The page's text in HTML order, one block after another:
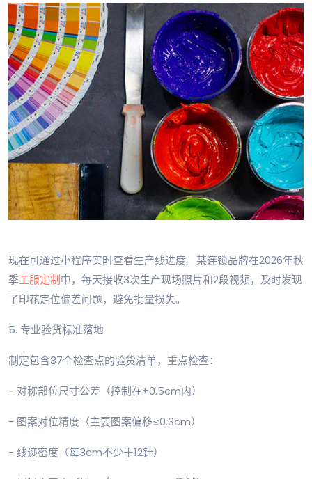
现在可通过小程序实时查看生产线进度。某连锁品牌在2026年秋
季工服定制中，每天接收3次生产现场照片和2段视频，及时发现
了印花定位偏差问题，避免批量损失。
5. 专业验货标准落地
制定包含37个检查点的验货清单，重点检查：
- 对称部位尺寸公差（控制在±0.5cm内）
- 图案对位精度（主要图案偏移≤0.3cm）
- 线迹密度（每3cm不少于12针）